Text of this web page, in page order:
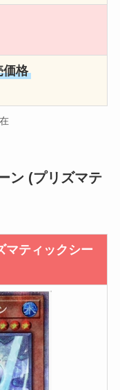
価格
ン (プリズマテ
マティックシー